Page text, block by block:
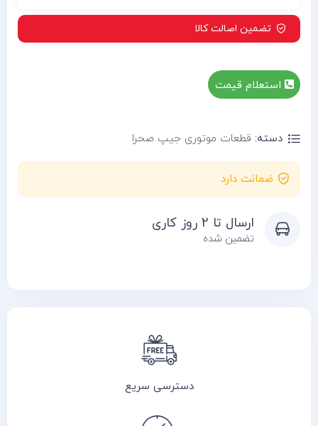
تضمین اصالت کالا
استعلام قیمت
دسته: قطعات موتوری جیپ صحرا
ضمانت دارد
ارسال تا 2 روز کاری
تضمین شده
دسترسی سریع